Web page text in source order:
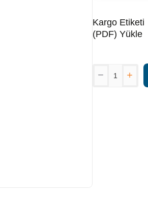
Kargo Etiketi
(PDF) Yükle